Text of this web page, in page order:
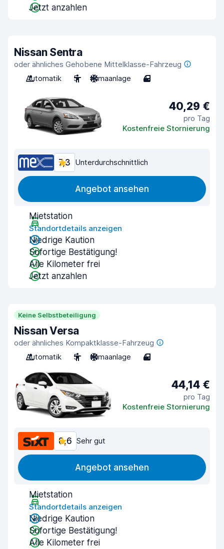
Jetzt anzahlen
Nissan Sentra
oder ähnliches Gehobene Mittelklasse-Fahrzeug
Automatik
5 Klimaanlage 4
40,29 €
pro Tag
Kostenfreie Stornierung
7,3 Unterdurchschnittlich
Angebot ansehen
Mietstation
Standortdetails anzeigen
Niedrige Kaution
Sofortige Bestätigung!
Alle Kilometer frei
Jetzt anzahlen
Keine Selbstbeteiligung
Nissan Versa
oder ähnliches Kompaktklasse-Fahrzeug
Automatik
5 Klimaanlage 4
44,14 €
pro Tag
Kostenfreie Stornierung
8,6 Sehr gut
Angebot ansehen
Mietstation
Standortdetails anzeigen
Niedrige Kaution
Sofortige Bestätigung!
Alle Kilometer frei